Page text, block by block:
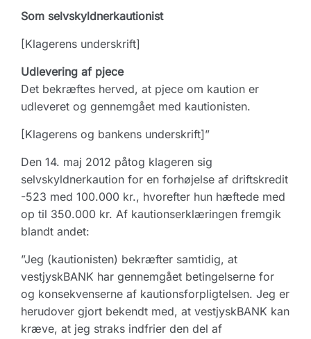
Som selvskyldnerkautionist
[Klagerens underskrift]
Udlevering af pjece
Det bekræftes herved, at pjece om kaution er
udleveret og gennemgået med kautionisten.
[Klagerens og bankens underskrift]”
Den 14. maj 2012 påtog klageren sig
selvskyldnerkaution for en forhøjelse af driftskredit
-523 med 100.000 kr., hvorefter hun hæftede med
op til 350.000 kr. Af kautionserklæringen fremgik
blandt andet:
”Jeg (kautionisten) bekræfter samtidig, at
vestjyskBANK har gennemgået betingelserne for
og konsekvenserne af kautionsforpligtelsen. Jeg er
herudover gjort bekendt med, at vestjyskBANK kan
kræve, at jeg straks indfrier den del af